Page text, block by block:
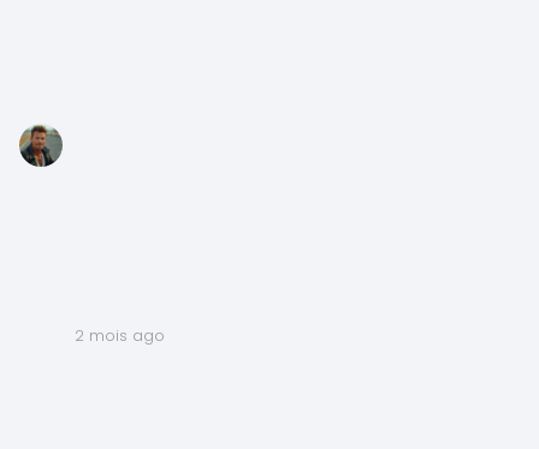
2 mois ago